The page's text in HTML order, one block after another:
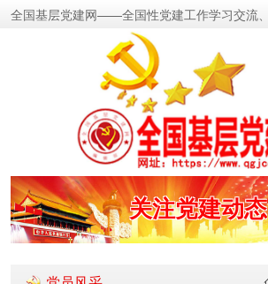
密切党群关系
传递党的声音
关注党建动态